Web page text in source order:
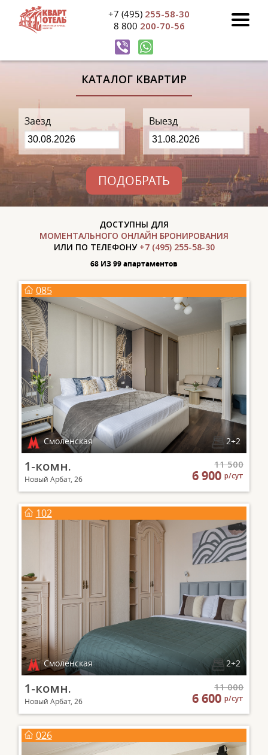
+7 (495) 255-58-30
8 800 200-70-56
КАТАЛОГ КВАРТИР
Заезд Выезд
ПОДОБРАТЬ
ДОСТУПНЫ ДЛЯ
МОМЕНТАЛЬНОГО ОНЛАЙН БРОНИРОВАНИЯ
ИЛИ ПО ТЕЛЕФОНУ +7 (495) 255-58-30
68 ИЗ 99 апартаментов
085
Смоленская 2+2
1-комн.
Новый Арбат, 26
11 500
6 900р/сут
102
Смоленская 2+2
1-комн.
Новый Арбат, 26
11 000
6 600р/сут
026